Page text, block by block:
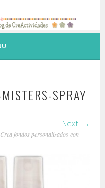
SPRAY
Next
Crea fondos personalizados con